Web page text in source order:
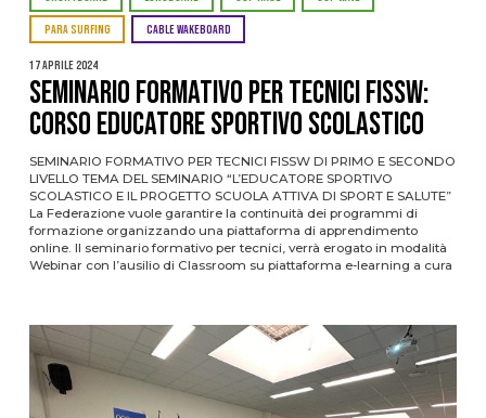
PARA SURFING CABLE WAKEBOARD
17 Aprile 2024
SEMINARIO FORMATIVO PER TECNICI FISSW:
CORSO EDUCATORE SPORTIVO SCOLASTICO
SEMINARIO FORMATIVO PER TECNICI FISSW DI PRIMO E SECONDO
LIVELLO TEMA DEL SEMINARIO “L’EDUCATORE SPORTIVO
SCOLASTICO E IL PROGETTO SCUOLA ATTIVA DI SPORT E SALUTE”
La Federazione vuole garantire la continuità dei programmi di
formazione organizzando una piattaforma di apprendimento
online. Il seminario formativo per tecnici, verrà erogato in modalità
Webinar con l’ausilio di Classroom su piattaforma e-learning a cura